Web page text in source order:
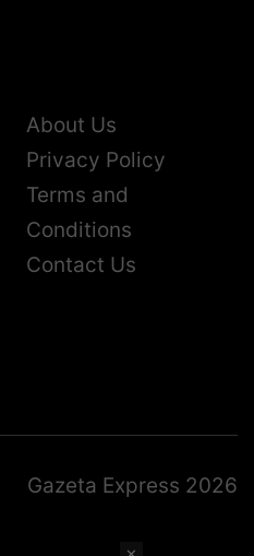
About Us
Privacy Policy
Terms and
Conditions
Contact Us
Gazeta Express 2026